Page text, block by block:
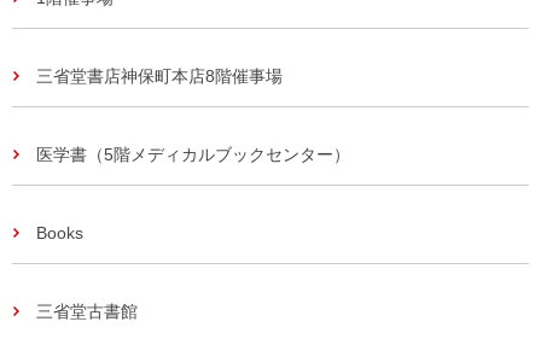
三省堂書店神保町本店8階催事場
医学書（5階メディカルブックセンター）
Books
三省堂古書館